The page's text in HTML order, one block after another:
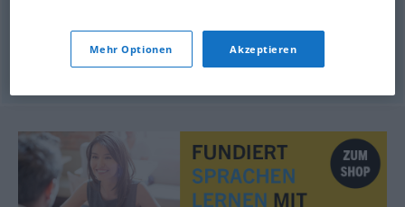
Gliederung,Aufbau,Architektur,Struktur
Mehr Optionen Akzeptieren